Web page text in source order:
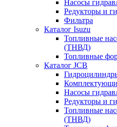
Насосы
Редукторы и
Фильтра
Каталог Isuzu
Топливные
(ТНВД)
Топливные
Каталог JCB
Насосы
Редукторы и
Топливные
(ТНВД)